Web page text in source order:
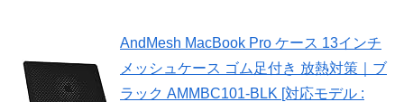
AndMesh MacBook Pro ケース 13インチ
メッシュケース ゴム足付き 放熱対策｜ブ
ラック AMMBC101-BLK [対応モデル :